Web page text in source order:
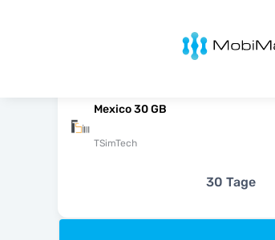
MobiMatter
Mexico 30 GB
TSimTech
30 Tage